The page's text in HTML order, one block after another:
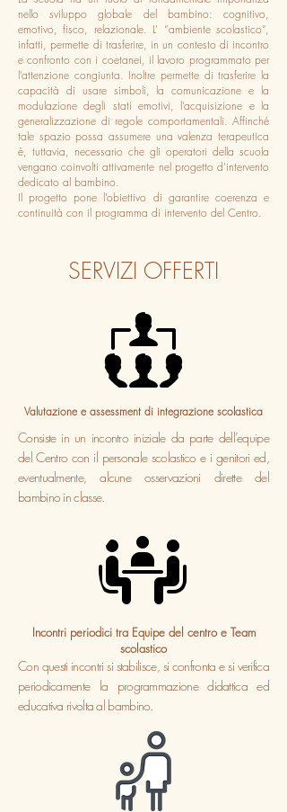
nello sviluppo globale del bambino: cognitivo,
emotivo, fisco, relazionale. L’ “ambiente scolastico”,
infatti, permette di trasferire, in un contesto di incontro
e confronto con i coetanei, il lavoro programmato per
l’attenzione congiunta. Inoltre permette di trasferire la
capacità di usare simboli, la comunicazione e la
modulazione degli stati emotivi, l’acquisizione e la
generalizzazione di regole comportamentali. Affinché
tale spazio possa assumere una valenza terapeutica
è, tuttavia, necessario che gli operatori della scuola
vengano coinvolti attivamente nel progetto d’intervento
dedicato al bambino.
Il progetto pone l’obiettivo di garantire coerenza e
continuità con il programma di intervento del Centro.
SERVIZI OFFERTI
Valutazione e assessment di integrazione scolastica
Consiste in un incontro iniziale da parte dell’equipe
del Centro con il personale scolastico e i genitori ed,
eventualmente, alcune osservazioni dirette del
bambino in classe.
Incontri periodici tra Equipe del centro e Team
scolastico
Con questi incontri si stabilisce, si confronta e si verifica
periodicamente la programmazione didattica ed
educativa rivolta al bambino.